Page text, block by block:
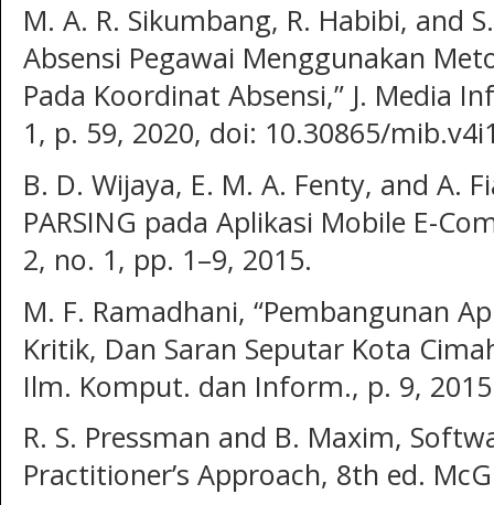
M. A. R. Sikumbang, R. Habibi, and
Absensi Pegawai Menggunakan
Pada Koordinat Absensi,” J. Media
1, p. 59, 2020, doi: 10.30865/
B. D. Wijaya, E. M. A. Fenty, and A.
PARSING pada Aplikasi Mobile E-
2, no. 1, pp. 1–9, 2015.
M. F. Ramadhani, “Pembangunan
Kritik, Dan Saran Seputar Kota
Ilm. Komput. dan Inform., p. 9,
R. S. Pressman and B. Maxim,
Practitioner’s Approach, 8th ed.